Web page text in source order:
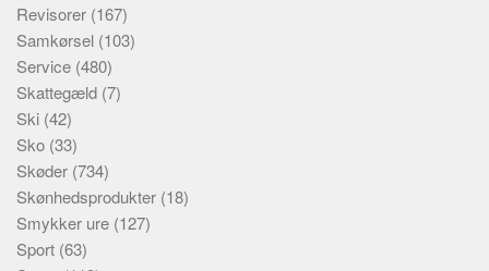
Revisorer (167)
Samkørsel (103)
Service (480)
Skattegæld (7)
Ski (42)
Sko (33)
Skøder (734)
Skønhedsprodukter (18)
Smykker ure (127)
Sport (63)